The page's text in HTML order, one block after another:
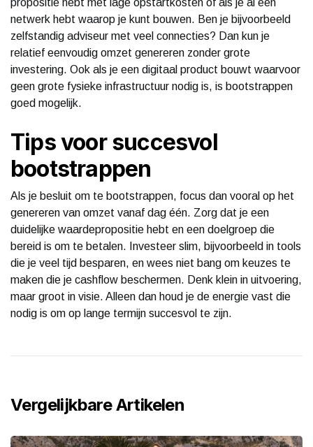
netwerk hebt waarop je kunt bouwen. Ben je bijvoorbeeld
zelfstandig adviseur met veel connecties? Dan kun je
relatief eenvoudig omzet genereren zonder grote
investering. Ook als je een digitaal product bouwt waarvoor
geen grote fysieke infrastructuur nodig is, is bootstrappen
goed mogelijk.
Tips voor succesvol
bootstrappen
Als je besluit om te bootstrappen, focus dan vooral op het
genereren van omzet vanaf dag één. Zorg dat je een
duidelijke waardepropositie hebt en een doelgroep die
bereid is om te betalen. Investeer slim, bijvoorbeeld in tools
die je veel tijd besparen, en wees niet bang om keuzes te
maken die je cashflow beschermen. Denk klein in uitvoering,
maar groot in visie. Alleen dan houd je de energie vast die
nodig is om op lange termijn succesvol te zijn.
Vergelijkbare Artikelen